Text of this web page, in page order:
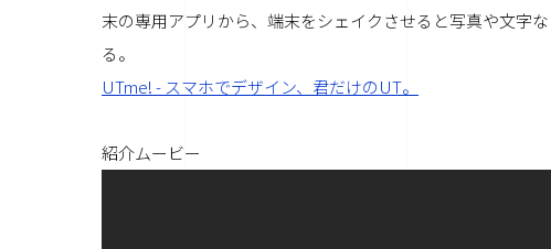
末の専用アプリから、端末をシェイクさせると写真や文字
る。
UTme! - スマホでデザイン、君だけのUT。
紹介ムービー